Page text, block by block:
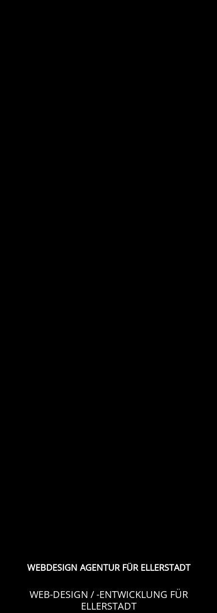
WEBDESIGN AGENTUR FÜR ELLERSTADT
WEB-DESIGN / -ENTWICKLUNG FÜR
ELLERSTADT